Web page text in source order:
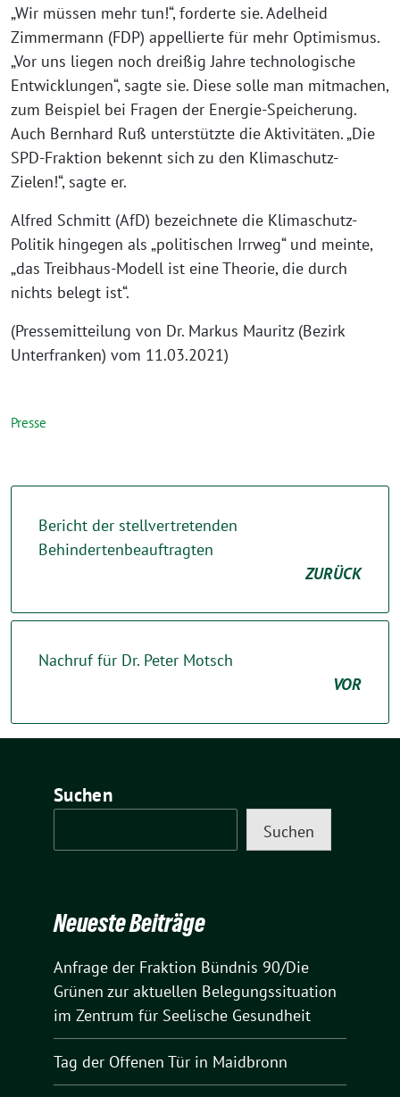
„Wir müssen mehr tun!“, forderte sie. Adelheid
Zimmermann (FDP) appellierte für mehr Optimismus.
„Vor uns liegen noch dreißig Jahre technologische
Entwicklungen“, sagte sie. Diese solle man mitmachen,
zum Beispiel bei Fragen der Energie-Speicherung.
Auch Bernhard Ruß unterstützte die Aktivitäten. „Die
SPD-Fraktion bekennt sich zu den Klimaschutz-
Zielen!“, sagte er.
Alfred Schmitt (AfD) bezeichnete die Klimaschutz-
Politik hingegen als „politischen Irrweg“ und meinte,
„das Treibhaus-Modell ist eine Theorie, die durch
nichts belegt ist“.
(Pressemitteilung von Dr. Markus Mauritz (Bezirk
Unterfranken) vom 11.03.2021)
Presse
Bericht der stellvertretenden
Behindertenbeauftragten
ZURÜCK
Nachruf für Dr. Peter Motsch
VOR
Suchen
Suchen
Neueste Beiträge
Anfrage der Fraktion Bündnis 90/Die
Grünen zur aktuellen Belegungssituation
im Zentrum für Seelische Gesundheit
Tag der Offenen Tür in Maidbronn